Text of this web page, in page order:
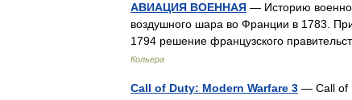
АВИАЦИЯ ВОЕННАЯ — Историю
воздушного шара во Франции в 1783.
1794 решение французского
Кольера
Call of Duty: Modern Warfare 3 — Call of